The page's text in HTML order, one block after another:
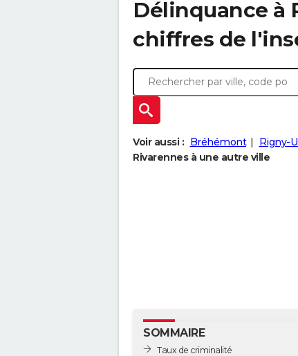
Délinquance à
chiffres de
Voir aussi : Bréhémont Rigny-
Rivarennes à une autre ville
SOMMAIRE
Taux de criminalité